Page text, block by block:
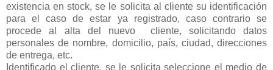
existencia en stock, se le solicita al cliente su identificación
para el caso de estar ya registrado, caso contrario se
procede al alta del nuevo
cliente, solicitando datos
personales de nombre, domicilio, país, ciudad, direcciones
de entrega, etc.
Identificado el cliente, se le solicita seleccione el medio de